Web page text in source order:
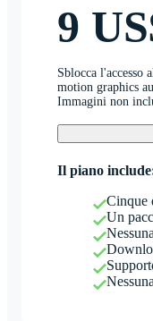
9
Sblocca l'accesso
motion graphics
Immagini non
Il piano
Cinque
Un